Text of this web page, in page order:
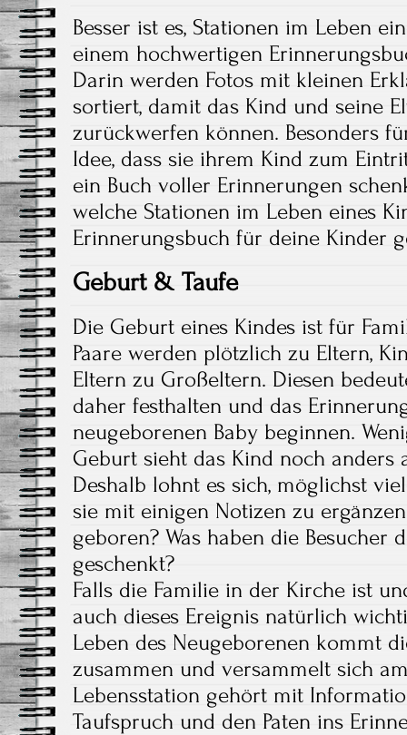
Besser ist es, Stationen im Leben
einem hochwertigen
Darin werden Fotos mit kleinen
sortiert, damit das Kind und seine
zurückwerfen können. Besonders
Idee, dass sie ihrem Kind zum
ein Buch voller Erinnerungen
welche Stationen im Leben eines
Erinnerungsbuch für deine Kinder
Geburt & Taufe
Die Geburt eines Kindes ist für
Paare werden plötzlich zu Eltern,
Eltern zu Großeltern. Diesen
daher festhalten und das
neugeborenen Baby beginnen.
Geburt sieht das Kind noch anders
Deshalb lohnt es sich, möglichst
sie mit einigen Notizen zu
geboren? Was haben die Besucher
geschenkt?
Falls die Familie in der Kirche ist
auch dieses Ereignis natürlich
Leben des Neugeborenen kommt
zusammen und versammelt sich
Lebensstation gehört mit
Taufspruch und den Paten ins